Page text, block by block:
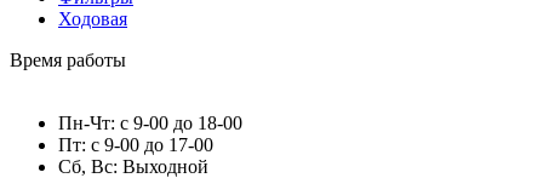
Ходовая
Время работы
Пн-Чт: с 9-00 до 18-00
Пт: с 9-00 до 17-00
Сб, Вс: Выходной